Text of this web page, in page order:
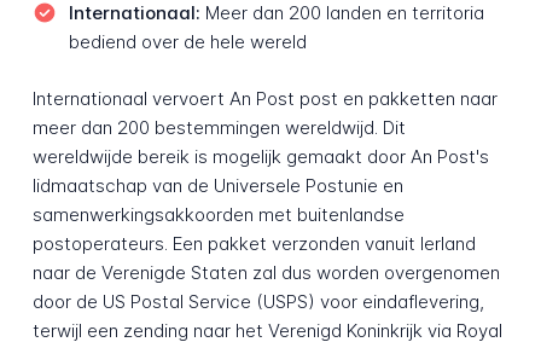
Internationaal: Meer dan 200 landen en territoria
bediend over de hele wereld
Internationaal vervoert An Post post en pakketten naar
meer dan 200 bestemmingen wereldwijd. Dit
wereldwijde bereik is mogelijk gemaakt door An Post's
lidmaatschap van de Universele Postunie en
samenwerkingsakkoorden met buitenlandse
postoperateurs. Een pakket verzonden vanuit Ierland
naar de Verenigde Staten zal dus worden overgenomen
door de US Postal Service (USPS) voor eindaflevering,
terwijl een zending naar het Verenigd Koninkrijk via Royal